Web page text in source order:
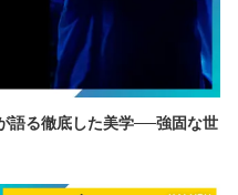
る徹底した美学──強固な世